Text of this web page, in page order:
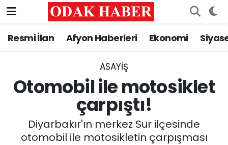
Resmi İlan Afyon Haberleri Ekonomi
ASAYİŞ
Otomobil ile motosiklet
çarpıştı!
Diyarbakır'ın merkez Sur ilçesinde
otomobil ile motosikletin çarpışması
AFYONKARAHİSAR HABERLERİ
ASAYİŞ
SİYASET
Nöbetçi Eczaneler
Trafik Durumu
Süper Lig Puan Durumu ve Fikstür
Tüm Manşetler